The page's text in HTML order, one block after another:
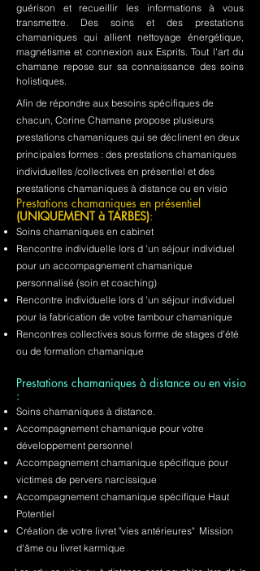
guérison et recueillir les informations à vous
transmettre. Des soins et des prestations
chamaniques qui allient nettoyage énergétique,
magnétisme et connexion aux Esprits. Tout l'art du
chamane repose sur sa connaissance des soins
holistiques.
Afin de répondre aux besoins spécifiques de
chacun, Corine Chamane propose plusieurs
prestations chamaniques qui se déclinent en deux
principales formes : des prestations chamaniques
individuelles /collectives en présentiel et des
prestations chamaniques à distance ou en visio
Prestations chamaniques en présentiel
(UNIQUEMENT à TARBES):
Soins chamaniques en cabinet
Rencontre individuelle lors d 'un séjour individuel
pour un accompagnement chamanique
personnalisé (soin et coaching)
Rencontre individuelle lors d 'un séjour individuel
pour la fabrication de votre tambour chamanique
Rencontres collectives sous forme de stages d'été
ou de formation chamanique
Prestations chamaniques à distance ou en visio
:
Soins chamaniques à distance.
Accompagnement chamanique pour votre
développement personnel
Accompagnement chamanique spécifique pour
victimes de pervers narcissique
Accompagnement chamanique spécifique Haut
Potentiel
Création de votre livret "vies antérieures" Mission
d'âme ou livret karmique